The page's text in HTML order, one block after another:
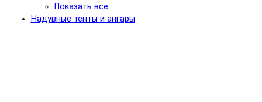
Показать все
Надувные тенты и ангары